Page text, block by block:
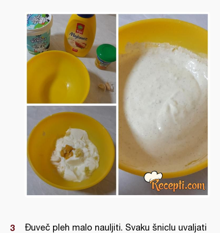
Đuveč pleh malo nauljiti. Svaku šniclu uvaljati